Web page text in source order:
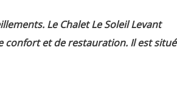
Le Chalet Le Soleil Levant
confort et de restauration. Il est situé